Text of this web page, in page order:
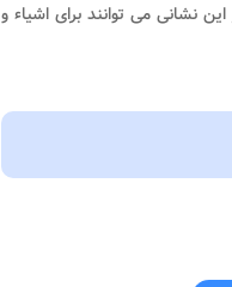
نشانی می توانند برای اشیاء و